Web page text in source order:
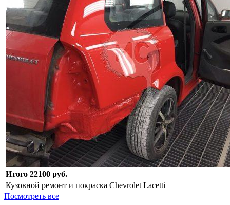
Итого 22100 руб.
Кузовной ремонт и покраска Chevrolet Lacetti
Посмотреть все